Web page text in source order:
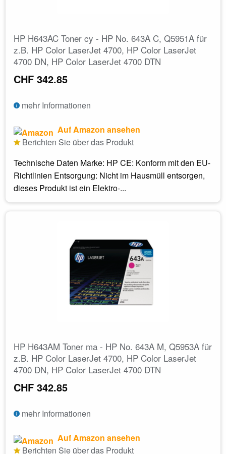
HP H643AC Toner cy - HP No. 643A C, Q5951A für
z.B. HP Color LaserJet 4700, HP Color LaserJet
4700 DN, HP Color LaserJet 4700 DTN
CHF 342.85
mehr Informationen
Auf Amazon ansehen
Berichten Sie über das Produkt
Technische Daten Marke: HP CE: Konform mit den EU-
Richtlinien Entsorgung: Nicht im Hausmüll entsorgen,
dieses Produkt ist ein Elektro-...
HP H643AM Toner ma - HP No. 643A M, Q5953A für
z.B. HP Color LaserJet 4700, HP Color LaserJet
4700 DN, HP Color LaserJet 4700 DTN
CHF 342.85
mehr Informationen
Auf Amazon ansehen
Berichten Sie über das Produkt